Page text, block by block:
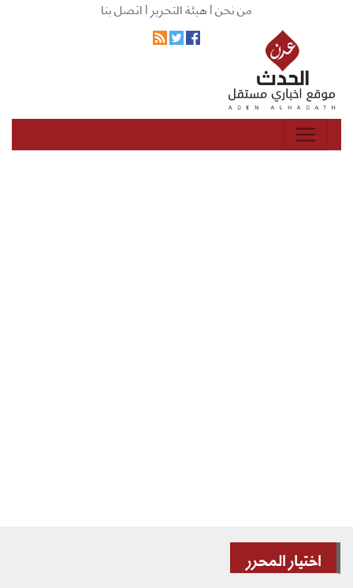
من نحن |هيئة التحرير |اتصل بنا
اختيار المحرر